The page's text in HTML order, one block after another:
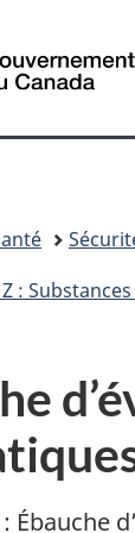
:
Ébauche